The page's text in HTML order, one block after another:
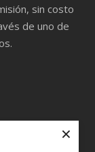
×
sin costo
de uno de